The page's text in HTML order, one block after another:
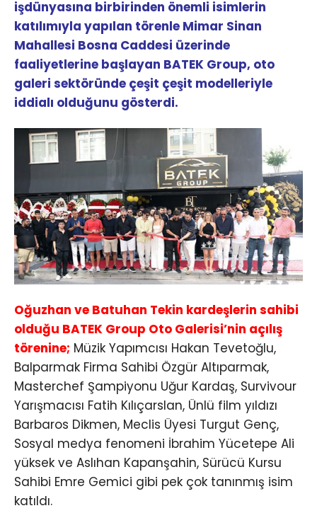
işdünyasına birbirinden önemli isimlerin
katılımıyla yapılan törenle Mimar Sinan
Mahallesi Bosna Caddesi üzerinde
faaliyetlerine başlayan BATEK Group, oto
galeri sektöründe çeşit çeşit modelleriyle
iddialı olduğunu gösterdi.
Oğuzhan ve Batuhan Tekin kardeşlerin sahibi
olduğu BATEK Group Oto Galerisi’nin açılış
törenine; Müzik Yapımcısı Hakan Tevetoğlu,
Balparmak Firma Sahibi Özgür Altıparmak,
Masterchef Şampiyonu Uğur Kardaş, Survivour
Yarışmacısı Fatih Kılıçarslan, Ünlü film yıldızı
Barbaros Dikmen, Meclis Üyesi Turgut Genç,
Sosyal medya fenomeni İbrahim Yücetepe Ali
yüksek ve Aslıhan Kapanşahin, Sürücü Kursu
Sahibi Emre Gemici gibi pek çok tanınmış isim
katıldı.